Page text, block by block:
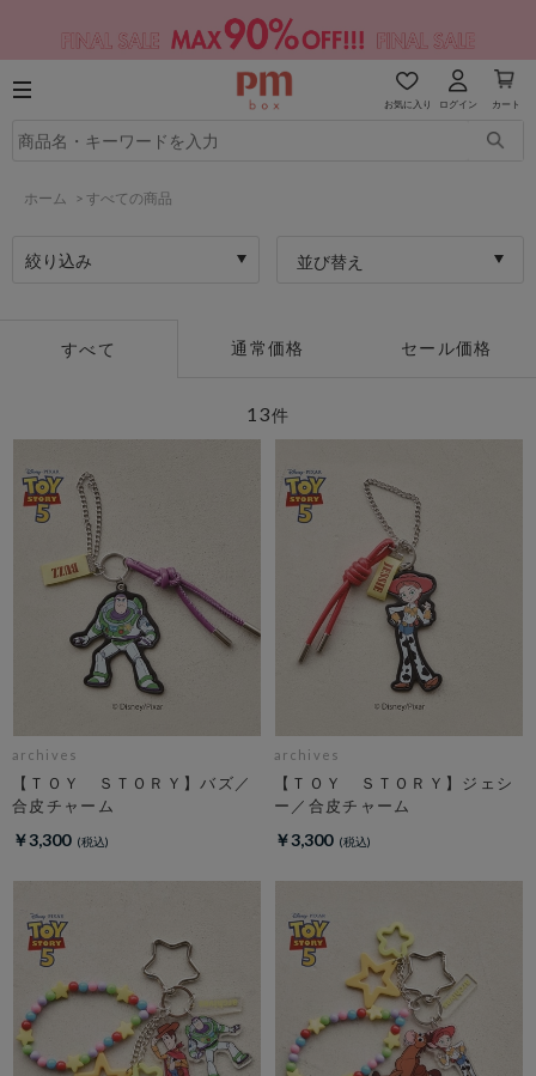
お気に入り ログイン カート
ホーム > すべての商品
絞り込み 並び替え
すべて 通常価格 セール価格
13件
archives
【ＴＯＹ ＳＴＯＲＹ】バズ／
合皮チャーム
￥3,300
archives
【ＴＯＹ ＳＴＯＲＹ】ジェシ
ー／合皮チャーム
￥3,300